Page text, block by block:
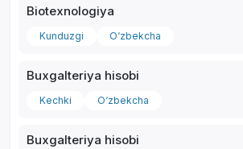
Biotexnologiya
Kunduzgi O‘zbekcha
Buxgalteriya hisobi
Kechki O‘zbekcha
Buxgalteriya hisobi